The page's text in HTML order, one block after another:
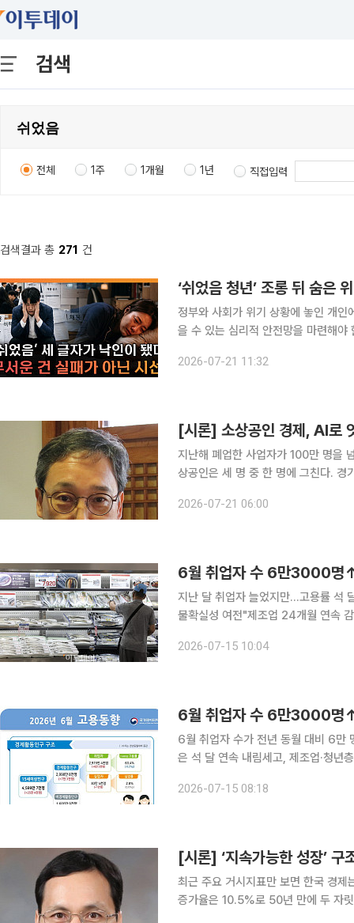
검색
전체 1주 1개월 1년 직접입력
검색결과 총 271 건
‘쉬었음 청년’ 조롱 뒤 숨은
정부와 사회가 위기 상황에 놓인 개인
을 수 있는 심리적 안전망을 마련해야 한다는 지적이 나왔다.
높은 자살률, 청소년 자해 문제를 살
2026-07-21 11:32
[시론] 소상공인 경제, AI로
지난해 폐업한 사업자가 100만 명을
상공인은 세 명 중 한 명에 그친다. 경
온라인 쇼핑몰 사장의 하루를 들여다
2026-07-21 06:00
6월 취업자 수 6만3000명
지난 달 취업자 늘었지만...고용률 석
불확실성 여전"제조업 24개월 연속 감소세...청년
2026-07-15 10:04
6월 취업자 수 6만3000명
6월 취업자 수가 전년 동월 대비 6만
은 석 달 연속 내림세고, 제조업·청년층 부진도 이어졌다. 15일
다. 취업자 수는 올해 들어 3월까지
2026-07-15 08:18
[시론] ‘지속가능한 성장’ 구
최근 주요 거시지표만 보면 한국 경
증가율은 10.5%로 50년 만에 두 자